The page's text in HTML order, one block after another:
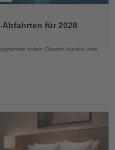
für 2028
sollen Gästen Alaska vom